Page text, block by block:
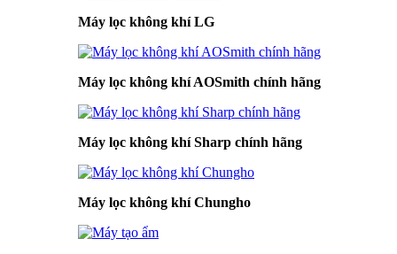
Máy lọc không khí LG
Máy lọc không khí AOSmith chính hãng
Máy lọc không khí Sharp chính hãng
Máy lọc không khí Chungho